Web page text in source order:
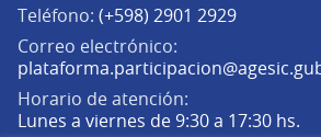
Teléfono: (+598) 2901 2929
Correo electrónico:
Horario de atención:
Lunes a viernes de 9:30 a 17:30 hs.